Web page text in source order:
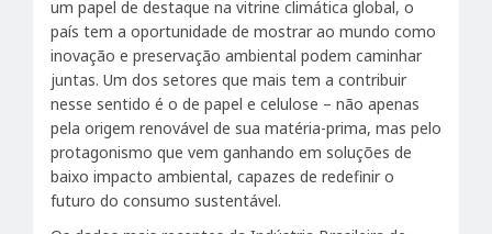
um papel de destaque na vitrine climática global, o
país tem a oportunidade de mostrar ao mundo como
inovação e preservação ambiental podem caminhar
juntas. Um dos setores que mais tem a contribuir
nesse sentido é o de papel e celulose – não apenas
pela origem renovável de sua matéria-prima, mas pelo
protagonismo que vem ganhando em soluções de
baixo impacto ambiental, capazes de redefinir o
futuro do consumo sustentável.